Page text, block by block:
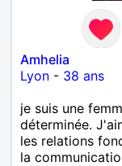
Amhelia
Lyon - 38 ans
je suis une
déterminée.
les relations
la